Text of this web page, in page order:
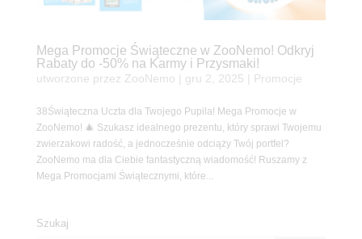
Mega Promocje Świąteczne w ZooNemo! Odkryj
Rabaty do -50% na Karmy i Przysmaki!
utworzone przez ZooNemo gru 2, 2025 Promocje
38Świąteczna Uczta dla Twojego Pupila! Mega Promocje w
ZooNemo! 🎄 Szukasz idealnego prezentu, który sprawi Twojemu
zwierzakowi radość, a jednocześnie odciąży Twój portfel?
ZooNemo ma dla Ciebie fantastyczną wiadomość! Ruszamy z
Mega Promocjami Świątecznymi, które...
Szukaj